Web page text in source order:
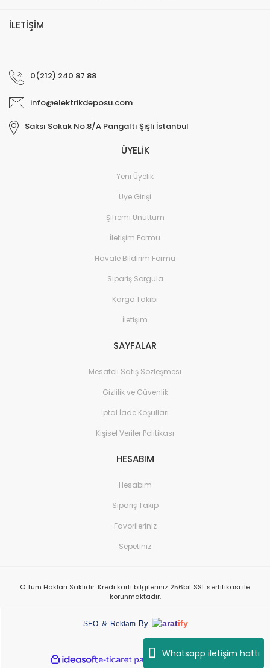
Whatsapp iletişim hattı
İLETİŞİM
0(212) 240 87 88
info@elektrikdeposu.com
Saksı Sokak No:8/A Pangaltı Şişli İstanbul
ÜYELİK
Yeni Üyelik
Üye Girişi
Şifremi Unuttum
İletişim Formu
Havale Bildirim Formu
Sipariş Sorgula
Kargo Takibi
İletişim
SAYFALAR
Mesafeli Satış Sözleşmesi
Gizlilik ve Güvenlik
İptal İade Koşullari
Kişisel Veriler Politikası
HESABIM
Hesabım
Sipariş Takip
Favorileriniz
Sepetiniz
© Tüm Hakları Saklıdır. Kredi kartı bilgileriniz 256bit SSL sertifikası ile
korunmaktadır.
SEO & Reklam By aratify